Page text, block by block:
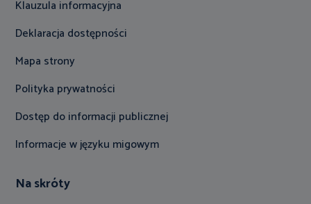
Klauzula informacyjna
Deklaracja dostępności
Mapa strony
Polityka prywatności
Dostęp do informacji publicznej
Informacje w języku migowym
Na skróty